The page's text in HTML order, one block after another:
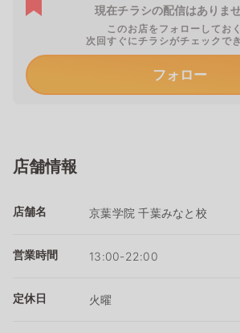
現在チラシの配信はありませ
このお店をフォローしてお
次回すぐにチラシがチェックで
フォロー
店舗情報
店舗名 京葉学院 千葉みなと校
営業時間 13:00-22:00
定休日 火曜